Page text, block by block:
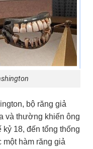
bộ răng giả
và thường khiến ông
18, đến tổng thống
hàm răng giả